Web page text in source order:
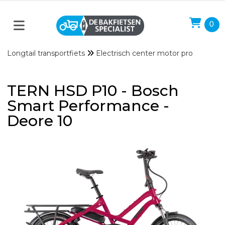
0
Longtail transportfiets Electrisch center motor pro
TERN HSD P10 - Bosch
Smart Performance -
Deore 10